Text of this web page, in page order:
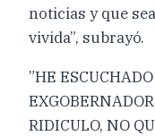
noticias y que
vivida”, subrayó.
”HE
RIDICULO, NO